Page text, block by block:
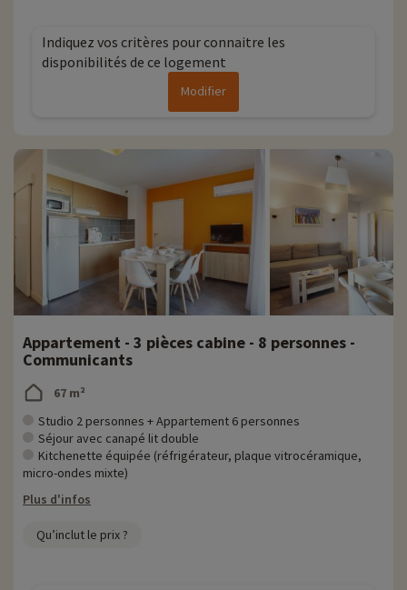
Indiquez vos critères pour connaitre les
disponibilités de ce logement
Modifier
Appartement - 3 pièces cabine - 8 personnes -
Communicants
67 m²
Studio 2 personnes + Appartement 6 personnes
Séjour avec canapé lit double
Kitchenette équipée (réfrigérateur, plaque vitrocéramique,
micro-ondes mixte)
Plus d'infos
Qu’inclut le prix ?